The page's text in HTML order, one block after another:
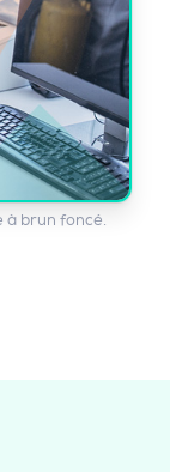
à brun foncé.